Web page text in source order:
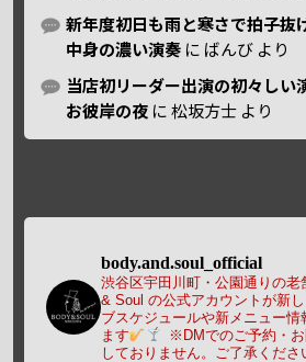
新年度初日も雨と寒さで拍子
中身の濃い演奏 に ばんび より
当店初リーダー出演の初々しい
お彼岸の夜 に松坂方士 より
body.and.soul_official
渋谷区宇田川町・公園通りの
& Soul の公式アカウントが新し
ブスケジュールや新メニュー情
ます
※DMでのご予約・
しておりません。ご了承くださ